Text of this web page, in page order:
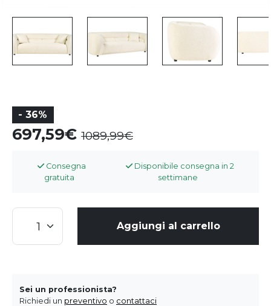
- 36%
697,59 1089,99
Consegna
gratuita
Disponibile consegna in 2
settimane
Aggiungi al carrello
Sei un professionista?
Richiedi un preventivo o contattaci